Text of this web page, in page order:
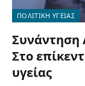
ΠΟΛΙΤΙΚΗ ΥΓΕΙΑΣ
Συνάντηση
Στο
υγείας